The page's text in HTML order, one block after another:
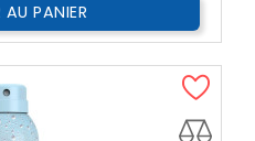
PANIER